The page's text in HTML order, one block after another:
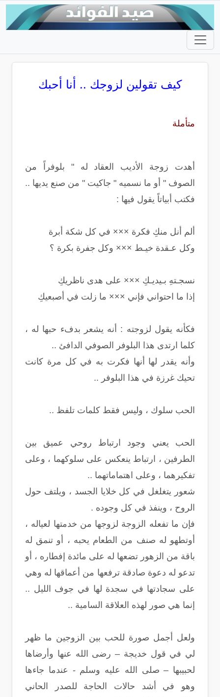
كيف تقولين لزوجك .. أنا أحبك
متأملة
أهدت زوجة الأديب العقاد له " بلوفراً من
الصوف " أو ما نسميه " جاكيت " من صنع يديها ..
فكتب أبياتاً يقول فيها :
ألم أنل منكِ فكرة ××× في كل شكة أبرة
وكل عـقدة خيـط ××× وكل جفرة بكرة ؟
نسجـتهِ بـيديـكِ ××× على هدى ناظريكِ
إذا ما احتواني فإني ××× ما زلت في أصبعيكِ
فكأنه يقول لزوجته : أنه يشعر بدفء حبها له ،
كلما ارتدى هذا البلوفر الصوفي الدافئ ..
وأنه يقدر لها أنها فكرت به في كل مرة كانت
تحيك غرزة في هذا البلوفر ..
الحب سلوك ، وليس فقط كلمات تلفظ ..
الحب يعني وجود ارتباط روحي عميق بين
الطرفين ، ارتباط ينعكس على سلوكهما ، وعلى
تفكيرهما ، وعلى اهتماماتهما ..
شعور يتغلغل في كل خلايا الجسد ، ويلتف حول
الروح ، وينفذ في كل وجوده .
فإن ما تفعله الزوجة لزوجها من خدمتها لعياله ،
أوتطهو له صنف من الطعام يحبه ، أو تنمق له
باقة من الزهور تضعها له على مائدة إفطاره ، أو
تدعو له دعوة صادقة ترفعها من أعماقها له وهي
على سجادتها في سجدة لها في جوف الليل ..
إنما هي صور لهذه العلاقة السامية ..
ولعل أجمل صورة للحب بين الزوجين ما ظهر
لي في قول خديجة – رضى الله عنها وأرضاها
لحبيبها – صلى الله عليه وسلم - عندما جاءها
وهو في أشد حالات الحاجة للصدر الحاني